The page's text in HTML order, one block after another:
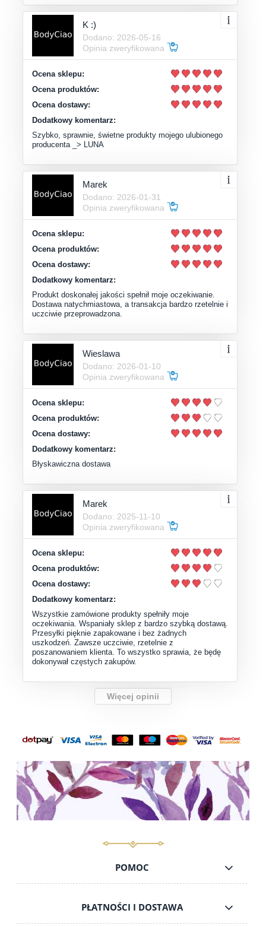
K :)
Dodano: 2026-05-16
Opinia zweryfikowana
Ocena sklepu:
Ocena produktów:
Ocena dostawy:
Dodatkowy komentarz:
Szybko, sprawnie, świetne produkty mojego ulubionego
producenta _> LUNA
Marek
Dodano: 2026-01-31
Opinia zweryfikowana
Ocena sklepu:
Ocena produktów:
Ocena dostawy:
Dodatkowy komentarz:
Produkt doskonałej jakości spełnił moje oczekiwanie.
Dostawa natychmiastowa, a transakcja bardzo rzetelnie i
uczciwie przeprowadzona.
Wieslawa
Dodano: 2026-01-10
Opinia zweryfikowana
Ocena sklepu:
Ocena produktów:
Ocena dostawy:
Dodatkowy komentarz:
Błyskawiczna dostawa
Marek
Dodano: 2025-11-10
Opinia zweryfikowana
Ocena sklepu:
Ocena produktów:
Ocena dostawy:
Dodatkowy komentarz:
Wszystkie zamówione produkty spełniły moje
oczekiwania. Wspaniały sklep z bardzo szybką dostawą.
Przesyłki pięknie zapakowane i bez żadnych
uszkodzeń. Zawsze uczciwie, rzetelnie z
poszanowaniem klienta. To wszystko sprawia, że będę
dokonywał częstych zakupów.
Więcej opinii
POMOC
PŁATNOŚCI I DOSTAWA